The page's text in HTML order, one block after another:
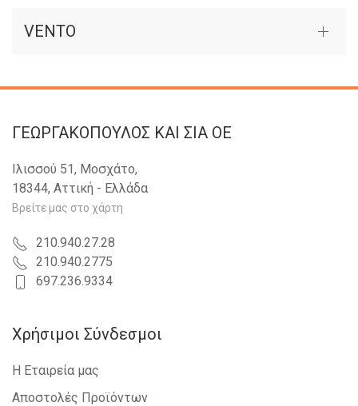
VENTO
ΓΕΩΡΓΑΚΟΠΟΥΛΟΣ KAI ΣΙΑ OE
Ιλισσού 51, Μοσχάτο,
18344, Αττική - Ελλάδα
Βρείτε μας στο χάρτη
210.940.27.28
210.940.2775
697.236.9334
Χρήσιμοι Σύνδεσμοι
Η Εταιρεία μας
Αποστολές Προϊόντων